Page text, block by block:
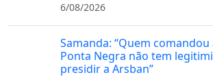
6/08/2026
Samanda: “Quem
Ponta Negra não tem
presidir a Arsban”